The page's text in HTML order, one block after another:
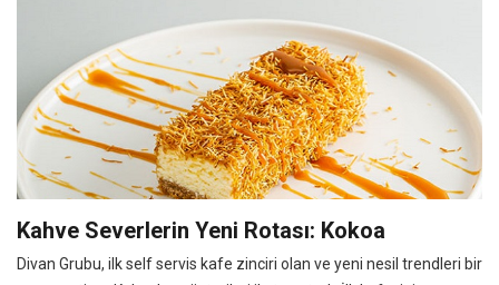
Kahve Severlerin Yeni Rotası: Kokoa
Divan Grubu, ilk self servis kafe zinciri olan ve yeni nesil trendleri bir